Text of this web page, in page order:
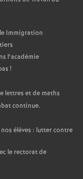
n
d
d
e
g
r
é
Immigration
l’académie
!
lettres et de maths
continue.
élèves : lutter contre
le rectorat de